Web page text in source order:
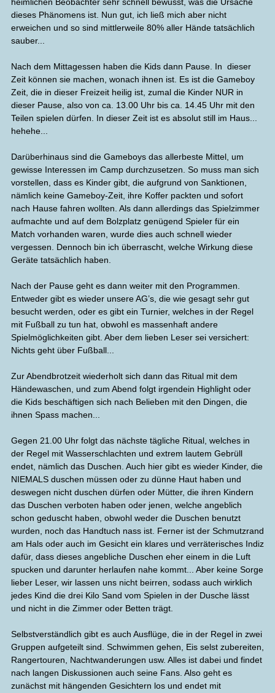
heimlichen Beobachter sehr schnell bewusst, was die Ursache
dieses Phänomens ist. Nun gut, ich ließ mich aber nicht
erweichen und so sind mittlerweile 80% aller Hände tatsächlich
sauber...
Nach dem Mittagessen haben die Kids dann Pause. In dieser
Zeit können sie machen, wonach ihnen ist. Es ist die Gameboy
Zeit, die in dieser Freizeit heilig ist, zumal die Kinder NUR in
dieser Pause, also von ca. 13.00 Uhr bis ca. 14.45 Uhr mit den
Teilen spielen dürfen. In dieser Zeit ist es absolut still im Haus...
hehehe...
Darüberhinaus sind die Gameboys das allerbeste Mittel, um
gewisse Interessen im Camp durchzusetzen. So muss man sich
vorstellen, dass es Kinder gibt, die aufgrund von Sanktionen,
nämlich keine Gameboy-Zeit, ihre Koffer packten und sofort
nach Hause fahren wollten. Als dann allerdings das Spielzimmer
aufmachte und auf dem Bolzplatz genügend Spieler für ein
Match vorhanden waren, wurde dies auch schnell wieder
vergessen. Dennoch bin ich überrascht, welche Wirkung diese
Geräte tatsächlich haben.
Nach der Pause geht es dann weiter mit den Programmen.
Entweder gibt es wieder unsere AG’s, die wie gesagt sehr gut
besucht werden, oder es gibt ein Turnier, welches in der Regel
mit Fußball zu tun hat, obwohl es massenhaft andere
Spielmöglichkeiten gibt. Aber dem lieben Leser sei versichert:
Nichts geht über Fußball...
Zur Abendbrotzeit wiederholt sich dann das Ritual mit dem
Händewaschen, und zum Abend folgt irgendein Highlight oder
die Kids beschäftigen sich nach Belieben mit den Dingen, die
ihnen Spass machen...
Gegen 21.00 Uhr folgt das nächste tägliche Ritual, welches in
der Regel mit Wasserschlachten und extrem lautem Gebrüll
endet, nämlich das Duschen. Auch hier gibt es wieder Kinder, die
NIEMALS duschen müssen oder zu dünne Haut haben und
deswegen nicht duschen dürfen oder Mütter, die ihren Kindern
das Duschen verboten haben oder jenen, welche angeblich
schon geduscht haben, obwohl weder die Duschen benutzt
wurden, noch das Handtuch nass ist. Ferner ist der Schmutzrand
am Hals oder auch im Gesicht ein klares und verräterisches Indiz
dafür, dass dieses angebliche Duschen eher einem in die Luft
spucken und darunter herlaufen nahe kommt... Aber keine Sorge
lieber Leser, wir lassen uns nicht beirren, sodass auch wirklich
jedes Kind die drei Kilo Sand vom Spielen in der Dusche lässt
und nicht in die Zimmer oder Betten trägt.
Selbstverständlich gibt es auch Ausflüge, die in der Regel in zwei
Gruppen aufgeteilt sind. Schwimmen gehen, Eis selst zubereiten,
Rangertouren, Nachtwanderungen usw. Alles ist dabei und findet
nach langen Diskussionen auch seine Fans. Also geht es
zunächst mit hängenden Gesichtern los und endet mit